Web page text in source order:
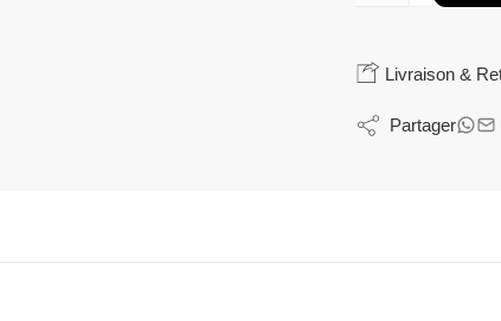
Livraison &
Partager